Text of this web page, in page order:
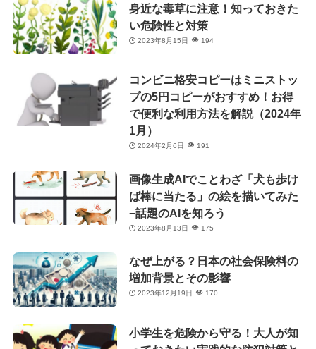
身近な毒草に注意！知っておきた
い危険性と対策
2023年8月15日 194
コンビニ格安コピーはミニストッ
プの5円コピーがおすすめ！お得
で便利な利用方法を解説（2024年
1月）
2024年2月6日 191
画像生成AIでことわざ「犬も歩け
ば棒に当たる」の絵を描いてみた
−話題のAIを知ろう
2023年8月13日 175
なぜ上がる？日本の社会保険料の
増加背景とその影響
2023年12月19日 170
小学生を危険から守る！大人が知